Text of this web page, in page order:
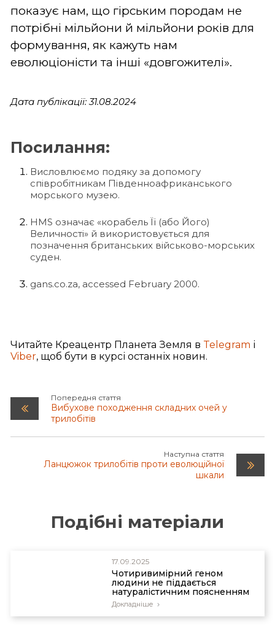
показує нам, що гірським породам не
потрібні мільйони й мільйони років для
формування, як кажуть нам
еволюціоністи та інші «довгожителі».
Дата публікації: 31.08.2024
Посилання:
Висловлюємо подяку за допомогу
співробітникам Південноафриканського
морського музею.
HMS означає «корабель Її (або Його)
Величності» й використовується для
позначення британських військово-морських
суден.
gans.co.za, accessed February 2000.
Читайте Креацентр Планета Земля в Telegram і
Viber, щоб бути в курсі останніх новин.
Попередня стаття
Вибухове походження складних очей у
трилобітів
Наступна стаття
Ланцюжок трилобітів проти еволюційної
шкали
Подібні матеріали
17.09.2025
Чотиривимірний геном
людини не піддається
натуралістичним поясненням
Докладніше